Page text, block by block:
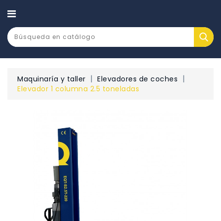
CATEGORÍA
Maquinaría y taller
Elevadores de coches
Elevador 1 columna 2.5 toneladas